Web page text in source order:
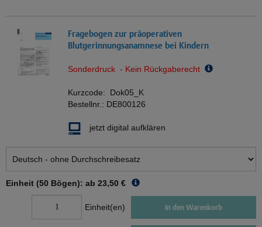
Fragebogen zur präoperativen
Blutgerinnungsanamnese bei Kindern
Sonderdruck - Kein Rückgaberecht
Kurzcode: Dok05_K
Bestellnr.: DE800126
jetzt digital aufklären
Einheit (50 Bögen): ab 23,50 €
Einheit(en) In den Warenkorb